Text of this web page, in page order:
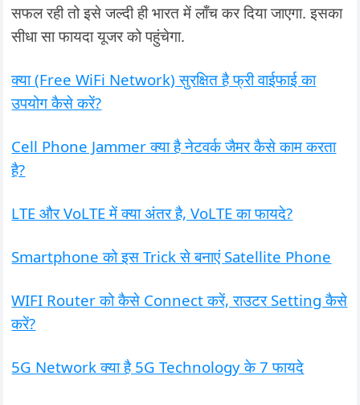
सफल रही तो इसे जल्दी ही भारत में लॉंच कर दिया जाएगा. इसका
सीधा सा फायदा यूजर को पहुंचेगा.
क्या (Free WiFi Network) सुरक्षित है फ्री वाईफाई का
उपयोग कैसे करें?
Cell Phone Jammer क्या है नेटवर्क जैमर कैसे काम करता
है?
LTE और VoLTE में क्या अंतर है, VoLTE का फायदे?
Smartphone को इस Trick से बनाएं Satellite Phone
WIFI Router को कैसे Connect करें, राउटर Setting कैसे
करें?
5G Network क्या है 5G Technology के 7 फायदे